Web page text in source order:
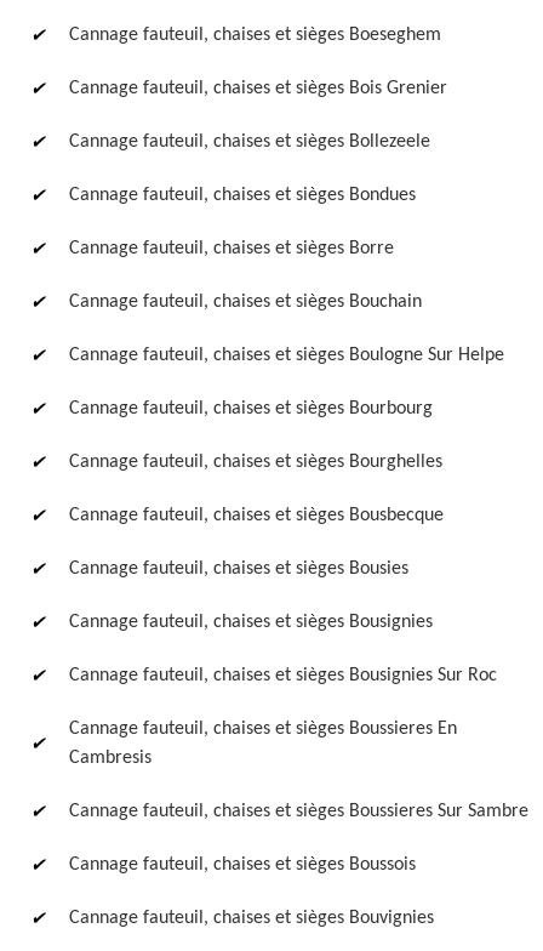
Cannage fauteuil, chaises et sièges Boeseghem
Cannage fauteuil, chaises et sièges Bois Grenier
Cannage fauteuil, chaises et sièges Bollezeele
Cannage fauteuil, chaises et sièges Bondues
Cannage fauteuil, chaises et sièges Borre
Cannage fauteuil, chaises et sièges Bouchain
Cannage fauteuil, chaises et sièges Boulogne Sur Helpe
Cannage fauteuil, chaises et sièges Bourbourg
Cannage fauteuil, chaises et sièges Bourghelles
Cannage fauteuil, chaises et sièges Bousbecque
Cannage fauteuil, chaises et sièges Bousies
Cannage fauteuil, chaises et sièges Bousignies
Cannage fauteuil, chaises et sièges Bousignies Sur Roc
Cannage fauteuil, chaises et sièges Boussieres En
Cambresis
Cannage fauteuil, chaises et sièges Boussieres Sur Sambre
Cannage fauteuil, chaises et sièges Boussois
Cannage fauteuil, chaises et sièges Bouvignies